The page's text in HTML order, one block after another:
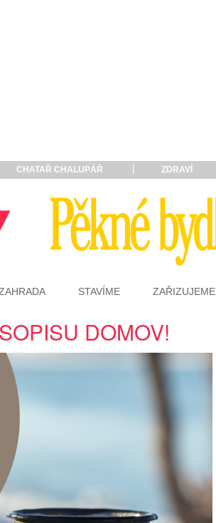
CHATAŘ CHALUPÁŘ ZDRAVÍ
STAVÍME ZAŘIZUJEME
DOMOV!